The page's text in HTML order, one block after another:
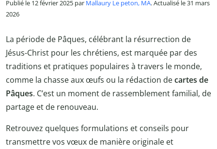
Publié le 12 février 2025 par Mallaury Le peton, MA. Actualisé le 31 mars
2026
La période de Pâques, célébrant la résurrection de
Jésus-Christ pour les chrétiens, est marquée par des
traditions et pratiques populaires à travers le monde,
comme la chasse aux œufs ou la rédaction decartes de
Pâques. C’est un moment de rassemblement familial, de
partage et de renouveau.
Retrouvez quelques formulations et conseils pour
transmettre vos vœux de manière originale et